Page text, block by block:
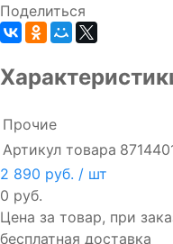
Поделиться
Прочие
Артикул товара
2 890 руб. / шт
0 руб.
Цена за товар, при
бесплатная доставка